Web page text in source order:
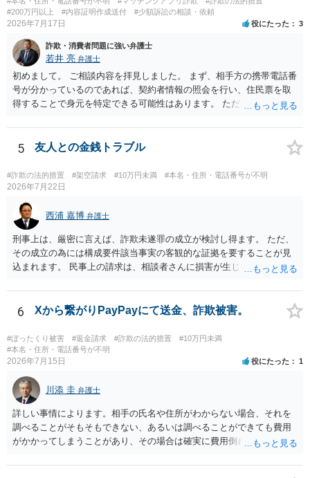
#200万円以上
#内容証明作成送付 #少額訴訟の相談・依頼
2026年7月17日 役にたった 3
詐欺・消費者問題に強い弁護士
若井 亮 弁護士
初めまして。 ご相談内容を拝見しました。 まず、相手方の携帯電話番
号が分かっているのであれば、契約者情報の照会を行い、住民票を取
得することで身元を特定できる可能性はあります。 ただ、他人名義の
ろです。 LINEについても、詐欺の事案であれば照会できる可能性はあ
りますが、携帯電話の番号を経由する方法より難しくなります。 身元
本的に贈与に該当する場合には返金請求ができません。 詐欺を含め、
当方に返金の理屈があるかどうかを確認していきます。 さらに、渡し
た金額について、裏付けがあるかどうかも精査します。 上記を経て、
身元の特定、返金の理屈があると判断できるのであれば、まずは交渉
からスタートすることになるでしょう。 ご理解のとおり、詐欺である
ことの立証は簡単ではありません。 刑事事件化が出来るのであれば、
返金交渉で有利になる可能性がありますが、民事上の詐欺の立証以上
に難しいところがあります。 こちらについては、一度、最寄りの警察
良いかと思います。
5 友人との金銭トラブル
#詐欺の法的措置 #架空請求 #10万円未満 #本名・住所・電話番号が不明
2026年7月22日
西浦 嘉博 弁護士
刑事上は、厳密に言えば、詐欺未遂罪の成立が検討し得ます。 ただ、
その成立の為には構成要件該当事実の客観的な証拠を要することが見
込まれます。 民事上の請求は、相談者さんに損害が生じていない以
い場合、最寄りの法律事務所での相談を検討ください。 上記、ご参考
ください。
6 Xから繋がりPayPayにて送金、詐欺被害。
#ぼったくり被害 #返金請求 #詐欺の法的措置
#10万円未満
#本名・住所・電話番号が不明
2026年7月15日 役にたった 1
川添 圭 弁護士
詳しい事情によります。相手の氏名や住所がわからない場合、それを
調べることがそもそもできない、あるいは調べることができても費用
がかかってしまうことがあり、その場合は確実に費用倒れになりそう